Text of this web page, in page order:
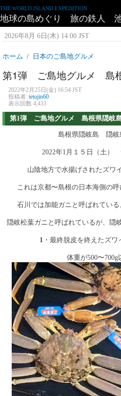
THE WORLD ISLAND EXPEDITION
地球の島めぐり 旅の鉄人
2026年8月 6日(木) 14:00 JST
ホーム 日本のご島地グルメ
第1弾 ご島地グルメ 島
2022年2月25日(金) 16:54 JST
投稿者: tetujin60
表示回数 4,433
第1弾 ご島地グルメ 島根県隠岐
島根県隠岐島 隠
2022年1月１５日（土
山陰地方で水揚げされたズワ
これは京都〜島根の日本海側の
石川では加能ガニと呼ばれてい
隠岐松葉ガニと呼ばれているが、隠
1・最終脱皮を終えたズワ
体重が500〜700g